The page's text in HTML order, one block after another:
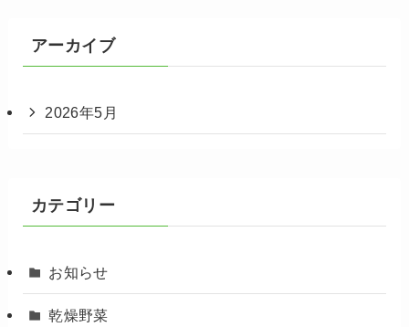
アーカイブ
2026年5月
カテゴリー
お知らせ
乾燥野菜